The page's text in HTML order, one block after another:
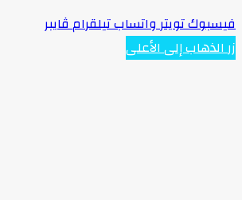
تويترواتسابتيلقرامڤايبر
الذهاب إلى الأعلى